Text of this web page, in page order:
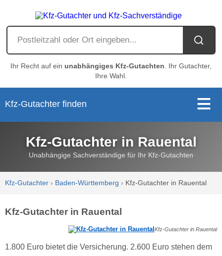
Ihr Recht auf ein unabhängiges Kfz-Gutachten . Ihr Gutachter,
Ihre Wahl.
Kfz-Gutachter finden
Kfz-Gutachter in Rauental
Unabhängige Sachverständige für Ihr Kfz-Gutachten
Kfz-Gutachter › Baden-Württemberg › Kfz-Gutachter in Rauental
Kfz-Gutachter in Rauental
Kfz-Gutachter in Rauental
1.800 Euro bietet die Versicherung. 2.600 Euro stehen dem